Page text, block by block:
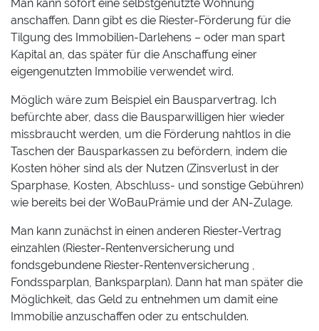
Man kann sofort eine selbstgenutzte Wohnung
anschaffen. Dann gibt es die Riester-Förderung für die
Tilgung des Immobilien-Darlehens – oder man spart
Kapital an, das später für die Anschaffung einer
eigengenutzten Immobilie verwendet wird.
Möglich wäre zum Beispiel ein Bausparvertrag. Ich
befürchte aber, dass die Bausparwilligen hier wieder
missbraucht werden, um die Förderung nahtlos in die
Taschen der Bausparkassen zu befördern, indem die
Kosten höher sind als der Nutzen (Zinsverlust in der
Sparphase, Kosten, Abschluss- und sonstige Gebühren)
wie bereits bei der WoBauPrämie und der AN-Zulage.
Man kann zunächst in einen anderen Riester-Vertrag
einzahlen (Riester-Rentenversicherung und
fondsgebundene Riester-Rentenversicherung ,
Fondssparplan, Banksparplan). Dann hat man später die
Möglichkeit, das Geld zu entnehmen um damit eine
Immobilie anzuschaffen oder zu entschulden.